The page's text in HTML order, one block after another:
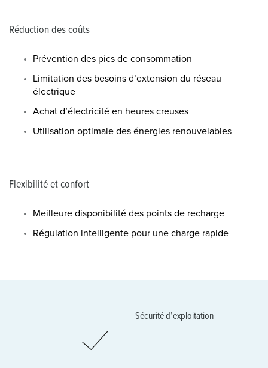
Réduction des coûts
Prévention des pics de consommation
Limitation des besoins d’extension du réseau
électrique
Achat d’électricité en heures creuses
Utilisation optimale des énergies renouvelables
Flexibilité et confort
Meilleure disponibilité des points de recharge
Régulation intelligente pour une charge rapide
Sécurité d’exploitation